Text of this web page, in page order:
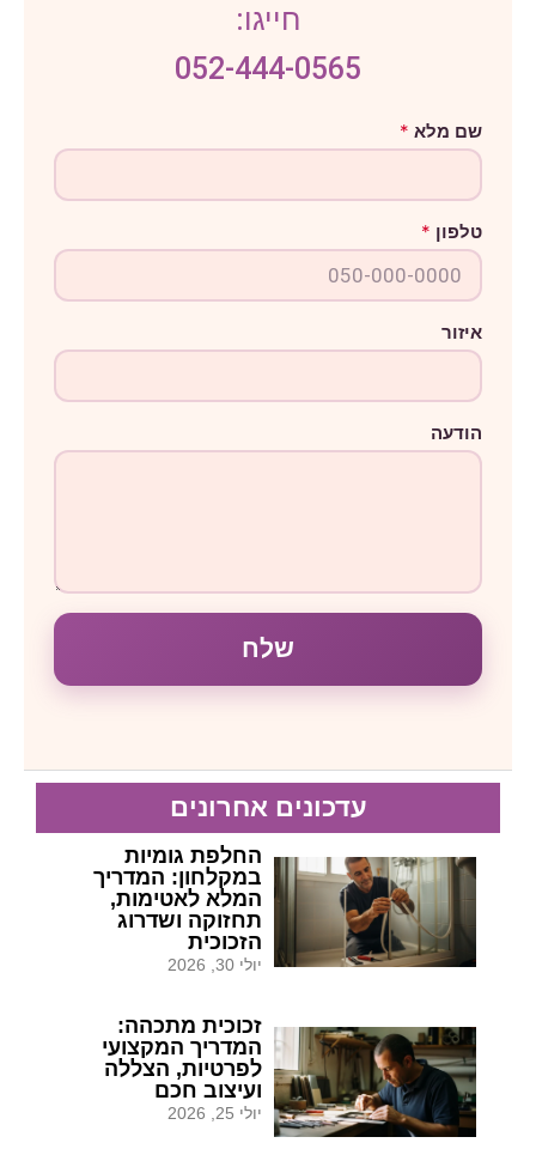
חייגו:
052-444-0565
שם מלא *
טלפון *
ט
ל
ן
ו
ד
ה
ם
איזור
הודעה
שלח
עדכונים אחרונים
החלפת גומיות
במקלחון: המדריך
המלא לאטימות,
תחזוקה ושדרוג
הזכוכית
יולי 30, 2026
זכוכית מתכהה:
המדריך המקצועי
לפרטיות, הצללה
ועיצוב חכם
יולי 25, 2026